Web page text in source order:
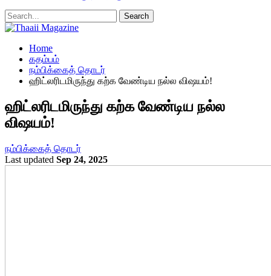
Home
கதம்பம்
நம்பிக்கைத் தொடர்
ஹிட்லரிடமிருந்து கற்க வேண்டிய நல்ல விஷயம்!
ஹிட்லரிடமிருந்து கற்க வேண்டிய நல்ல
விஷயம்!
நம்பிக்கைத் தொடர்
Last updated Sep 24, 2025